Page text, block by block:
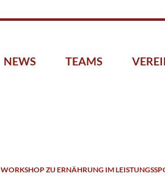
NEWS TEAMS
WORKSHOP ZU ERNÄHRUNG IM